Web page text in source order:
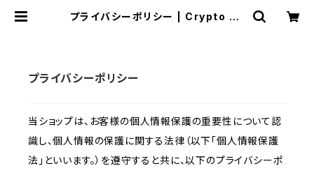
プライバシーポリシー | Crypto Su
プライバシーポリシー
当ショップは、お客様の個人情報保護の重要性について認
識し、個人情報の保護に関する法律（以下「個人情報保護
法」といいます。）を遵守すると共に、以下のプライバシーポ